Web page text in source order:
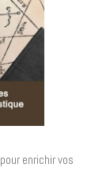
enrichir vos